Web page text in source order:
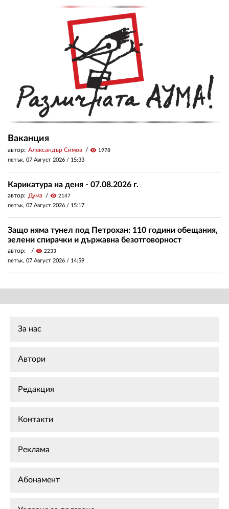
Ваканция
автор: Александър Симов visibility 1978
петък, 07 Август 2026 / 15:33
Карикатура на деня - 07.08.2026 г.
автор: Дума visibility 2147
петък, 07 Август 2026 / 15:17
Защо няма тунел под Петрохан: 110 години обещания,
зелени спирачки и държавна безотговорност
автор: visibility 2233
петък, 07 Август 2026 / 14:59
За нас
Автори
Редакция
Контакти
Реклама
Абонамент